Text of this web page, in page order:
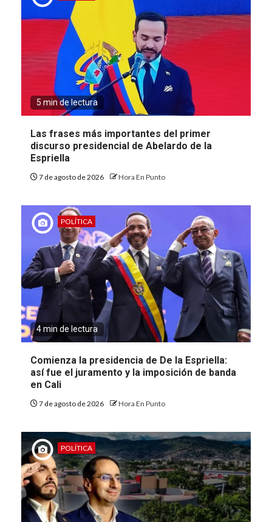
5 min de lectura
Las frases más importantes del primer
discurso presidencial de Abelardo de la
Espriella
7 de agosto de 2026 Hora En Punto
POLÍTICA
4 min de lectura
Comienza la presidencia de De la Espriella:
así fue el juramento y la imposición de banda
en Cali
7 de agosto de 2026 Hora En Punto
POLÍTICA